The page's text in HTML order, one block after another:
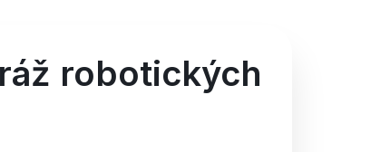
robotických